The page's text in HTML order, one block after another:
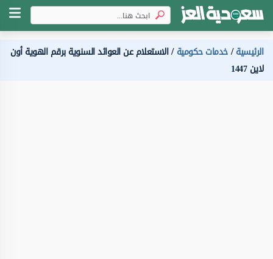
الرئيسية خدمات حكومية الاستعلام عن العوائد السنوية برقم الهوية أون
لاين 1447